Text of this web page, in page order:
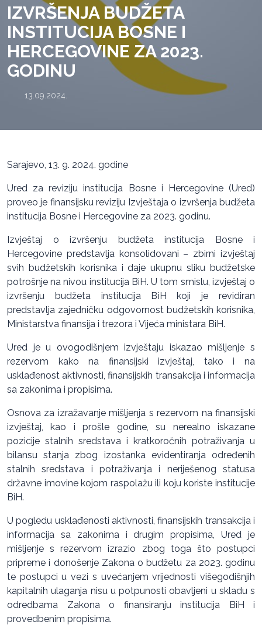
IZVRŠENJA BUDŽETA
INSTITUCIJA BOSNE I
HERCEGOVINE ZA 2023.
GODINU
13.09.2024.
Sarajevo, 13. 9. 2024. godine
Ured za reviziju institucija Bosne i Hercegovine (Ured)
proveo je finansijsku reviziju Izvještaja o izvršenja budžeta
institucija Bosne i Hercegovine za 2023. godinu.
Izvještaj o izvršenju budžeta institucija Bosne i
Hercegovine predstavlja konsolidovani – zbirni izvještaj
svih budžetskih korisnika i daje ukupnu sliku budžetske
potrošnje na nivou institucija BiH. U tom smislu, izvještaj o
izvršenju budžeta institucija BiH koji je revidiran
predstavlja zajedničku odgovornost budžetskih korisnika,
Ministarstva finansija i trezora i Vijeća ministara BiH.
Ured je u ovogodišnjem izvještaju iskazao mišljenje s
rezervom kako na finansijski izvještaj, tako i na
usklađenost aktivnosti, finansijskih transakcija i informacija
sa zakonima i propisima.
Osnova za izražavanje mišljenja s rezervom na finansijski
izvještaj, kao i prošle godine, su nerealno iskazane
pozicije stalnih sredstava i kratkoročnih potraživanja u
bilansu stanja zbog izostanka evidentiranja određenih
stalnih sredstava i potraživanja i neriješenog statusa
državne imovine kojom raspolažu ili koju koriste institucije
BiH.
U pogledu usklađenosti aktivnosti, finansijskih transakcija i
informacija sa zakonima i drugim propisima, Ured je
mišljenje s rezervom izrazio zbog toga što postupci
pripreme i donošenje Zakona o budžetu za 2023. godinu
te postupci u vezi s uvećanjem vrijednosti višegodišnjih
kapitalnih ulaganja nisu u potpunosti obavljeni u skladu s
odredbama Zakona o finansiranju institucija BiH i
provedbenim propisima.